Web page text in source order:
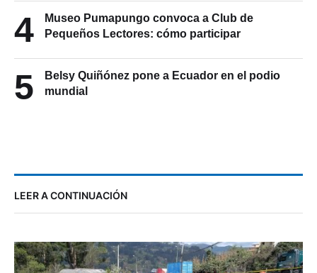
4
Museo Pumapungo convoca a Club de
Pequeños Lectores: cómo participar
5
Belsy Quiñónez pone a Ecuador en el podio
mundial
LEER A CONTINUACIÓN